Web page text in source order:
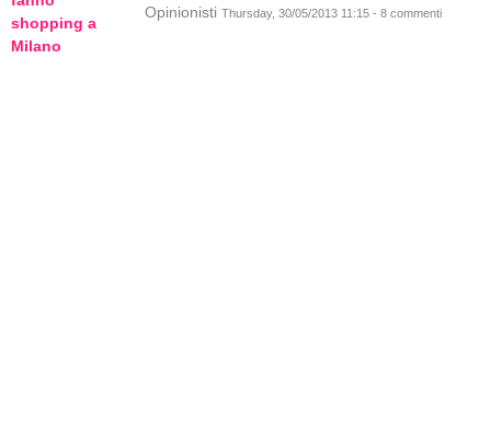
Opinionisti Thursday, 30/05/2013 11:15 - 8 commenti